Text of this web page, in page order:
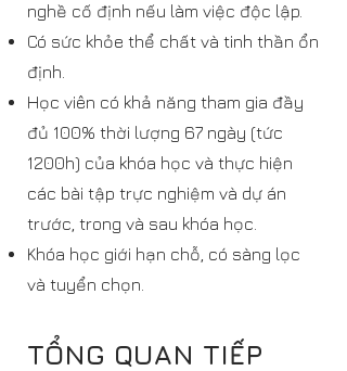
nghề cố định nếu làm việc độc lập.
Có sức khỏe thể chất và tinh thần ổn
định.
Học viên có khả năng tham gia đầy
đủ 100% thời lượng 67 ngày (tức
1200h) của khóa học và thực hiện
các bài tập trực nghiệm và dự án
trước, trong và sau khóa học.
Khóa học giới hạn chỗ, có sàng lọc
và tuyển chọn.
TỔNG QUAN TIẾP